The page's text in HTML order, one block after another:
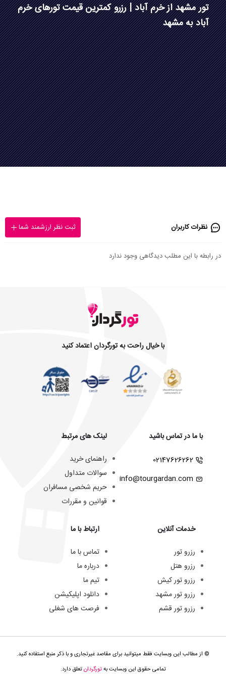
تور مشهد از خرم آباد | رزرو کمترین قیمت تورهای خرم
آباد به مشهد
نظرات کاربران ثبت نظر ارزشمند شما
در رابطه با این مطلب دیدگاهی وجود ندارد
با خیال راحت به تورگردان اعتماد کنید
با ما در تماس باشید
02147626262
info@tourgardan.com
خدمات آنلاین
رزرو تور
رزرو هتل
رزرو تور کیش
رزرو تور مشهد
رزرو تور قشم
لینک های مرتبط
راهنمای خرید
سوالات متداول
حریم شخصی مسافران
قوانین و مقررات
ارتباط با ما
تماس با ما
درباره ما
تیم ما
دانلود اپلیکیشن
فرصت های شغلی
© از مطالب این وبسایت فقط میتوانید برای مقاصد غیرتجاری و با ذکر منبع استفاده کنید.
تمامی حقوق این وبسایت بهتورگردانتعلق دارد.